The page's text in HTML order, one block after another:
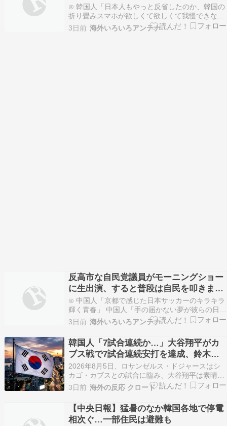
⊙ 韓国人「日本人もやっと反省したのか、韓国の
折り畳みスマホが欲しくて欲しくて我慢できない
みたいです」かんにゅー -韓国の反応-⊙ AI、指示
なくサイバー攻撃か… 英政府機関の性能評価試験
3日前 海外いろいろアンテナ
反高市な自民党議員がモーニングショー
に生出演、すると普段は自民を叩きまく
りの某出演者が……
⊙ 中国人「京都で感じた日本サッカーのキラキラ
輝く青春」 中国人「手の届かない夢が彼らの日
常」「これがスポーツ強国の姿」じゃぽにか反応
帳⊙ 【政治】高市首相、日銀総裁に「国債買い入
れ」要請 積極財政にらみ、金利抑制狙うえび速⊙
中国人「森保一が日本サッカー協会と契約を延
長。ただし…
3日前 海外いろいろアンテナ
韓国人「7試合連続か…」大谷翔平がカ
ブス戦で7試合連続安打を達成、鈴木誠
也は7試合ぶり19号で4年連続20発に王手
2026年8月5日、ロサンゼルス・ドジャースはシ
カゴ・カブスとの試合に臨み、大谷翔平は素晴ら
しい活躍を見せた。大谷は7試合連続安打を記録
し、最近6試合で4度目のマルチヒットを達成する
など、打棒の好調ぶりが続いている。 一方、カブ
ス側の鈴木誠也も7試合ぶりの本塁打を放ち、4年
連続2…
3日前 海外の反応 クロード
【中央日報】猛暑のなか韓国各地で停電
相次ぐ…一部住民は避難も